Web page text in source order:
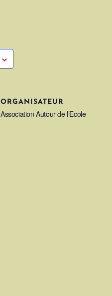
ORGANISATEUR
Association Autour de l’Ecole